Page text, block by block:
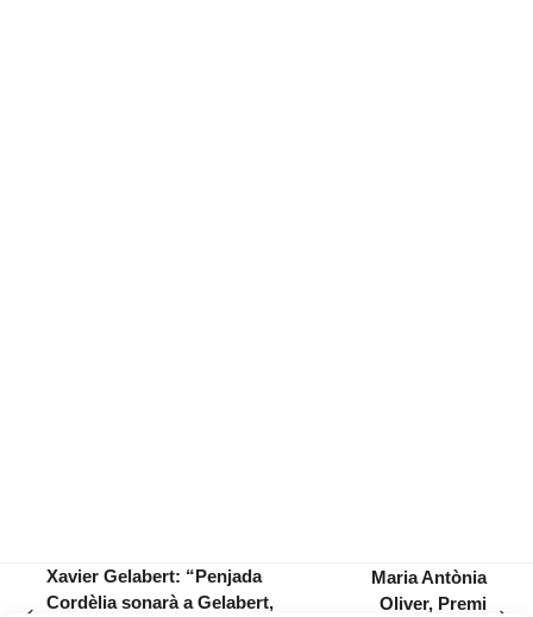
Xavier Gelabert: “Penjada
Cordèlia sonarà a Gelabert,
Maria Antònia
Oliver, Premi